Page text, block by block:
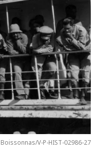
V-P-HIST-02986-27